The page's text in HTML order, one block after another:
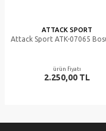
ATTACK SPORT
Attack Sport ATK-07065
ürün fiyatı
2.250,00 TL